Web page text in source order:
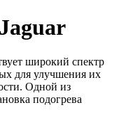
широкий спектр
для улучшения их
Одной из
подогрева